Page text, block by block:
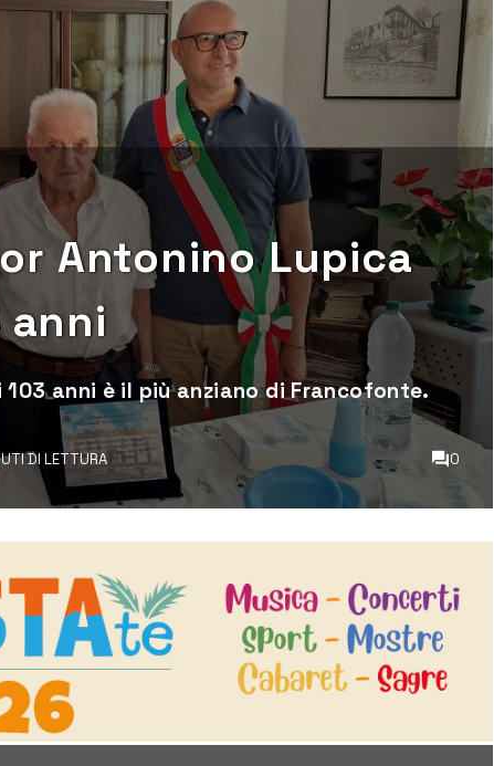
Antonino Lupica
anni
anni è il più anziano di Francofonte.
DI LETTURA 0